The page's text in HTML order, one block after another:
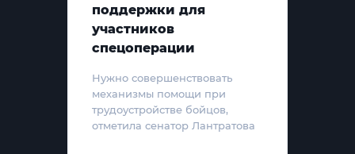
поддержки для
участников
спецоперации
Нужно совершенствовать
механизмы помощи при
трудоустройстве бойцов,
отметила сенатор Лантратова